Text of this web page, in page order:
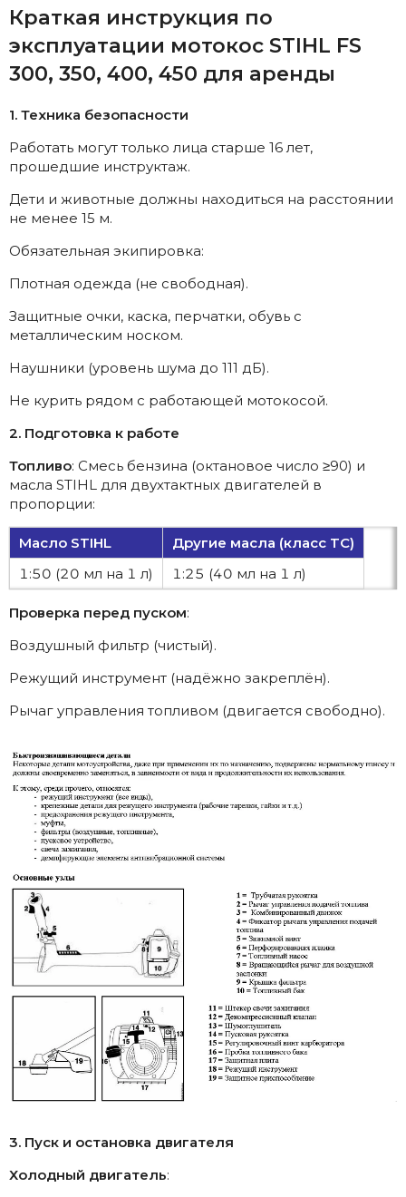
Краткая инструкция по
эксплуатации мотокос STIHL FS
300, 350, 400, 450 для аренды
1. Техника безопасности
Работать могут только лица старше 16 лет,
прошедшие инструктаж.
Дети и животные должны находиться на расстоянии
не менее 15 м.
Обязательная экипировка:
Плотная одежда (не свободная).
Защитные очки, каска, перчатки, обувь с
металлическим носком.
Наушники (уровень шума до 111 дБ).
Не курить рядом с работающей мотокосой.
2. Подготовка к работе
Топливо: Смесь бензина (октановое число ≥90) и
масла STIHL для двухтактных двигателей в
пропорции:
Масло STIHL
Другие масла (класс TC)
1:50 (20 мл на 1 л)
1:25 (40 мл на 1 л)
Проверка перед пуском:
Воздушный фильтр (чистый).
Режущий инструмент (надёжно закреплён).
Рычаг управления топливом (двигается свободно).
3. Пуск и остановка двигателя
Холодный двигатель: